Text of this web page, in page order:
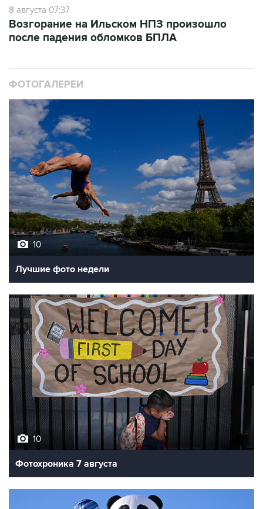
8 августа 07:37
Возгорание на Ильском НПЗ произошло
после падения обломков БПЛА
ФОТОГАЛЕРЕИ
10
Лучшие фото недели
10
Фотохроника 7 августа